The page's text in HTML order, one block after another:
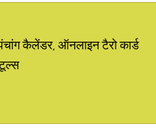
कैलेंडर, ऑनलाइन टैरो कार्ड